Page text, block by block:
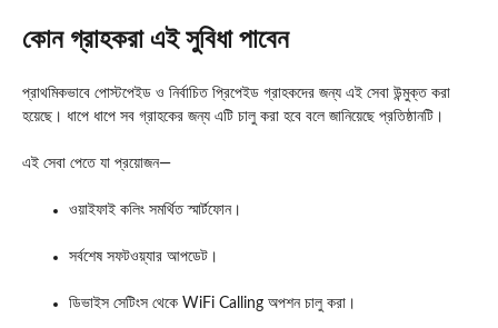
কোন গ্রাহকরা এই সুবিধা পাবেন
প্রাথমিকভাবে পোস্টপেইড ও নির্বাচিত প্রিপেইড গ্রাহকদের জন্য এই সেবা উন্মুক্ত করা
হয়েছে। ধাপে ধাপে সব গ্রাহকের জন্য এটি চালু করা হবে বলে জানিয়েছে প্রতিষ্ঠানটি।
এই সেবা পেতে যা প্রয়োজন—
ওয়াইফাই কলিং সমর্থিত স্মার্টফোন।
সর্বশেষ সফটওয়্যার আপডেট।
ডিভাইস সেটিংস থেকে WiFi Calling অপশন চালু করা।